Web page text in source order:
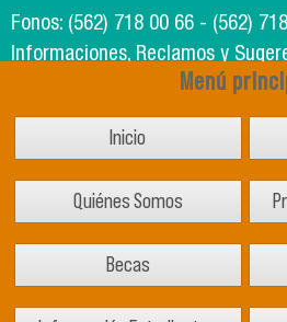
Menú
Inicio
Quiénes Somos
Becas
Fonos: (562) 718 00 66 - (562)
Informaciones, Reclamos y
Soporte Informático Segic: (562)